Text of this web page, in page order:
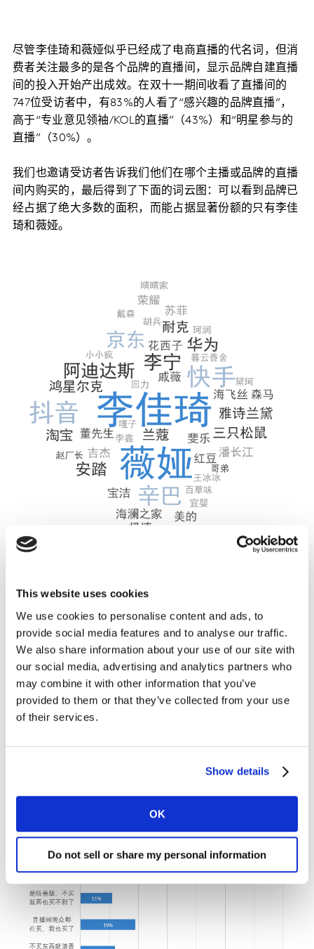
This website uses cookies
We use cookies to personalise content and ads, to
provide social media features and to analyse our traffic.
We also share information about your use of our site with
our social media, advertising and analytics partners who
may combine it with other information that you’ve
provided to them or that they’ve collected from your use
of their services.
Show details
OK
Do not sell or share my personal information
尽管李佳琦和薇娅似乎已经成了电商直播的代名词，但消
费者关注最多的是各个品牌的直播间，显示品牌自建直播
间的投入开始产出成效。在双十一期间收看了直播间的
747位受访者中，有83%的人看了“感兴趣的品牌直播”，
高于“专业意见领袖/KOL的直播”（43%）和“明星参与的
直播”（30%）。
我们也邀请受访者告诉我们他们在哪个主播或品牌的直播
间内购买的，最后得到了下面的词云图：可以看到品牌已
经占据了绝大多数的面积，而能占据显著份额的只有李佳
琦和薇娅。
众所周知，直播是“冲动型购买”的高发场景。今年双十一
期间直播间购物者中也的确有68%的人临时购买了计划之
外的商品。临时加购的前三大原因是价格（65%）、主播
水平（56%）和品牌（40%）。价格目前还是直播最重要
的转化拉动元素。